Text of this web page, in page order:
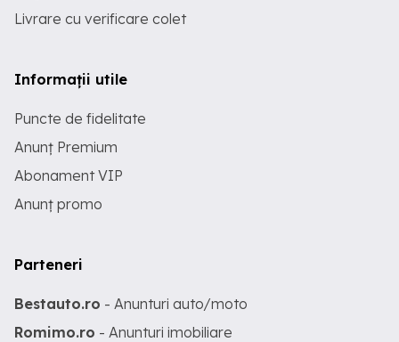
Livrare cu verificare colet
Informații utile
Puncte de fidelitate
Anunț Premium
Abonament VIP
Anunț promo
Parteneri
Bestauto.ro - Anunturi auto/moto
Romimo.ro - Anunturi imobiliare